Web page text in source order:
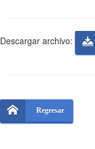
Descargar archivo:
Regresar